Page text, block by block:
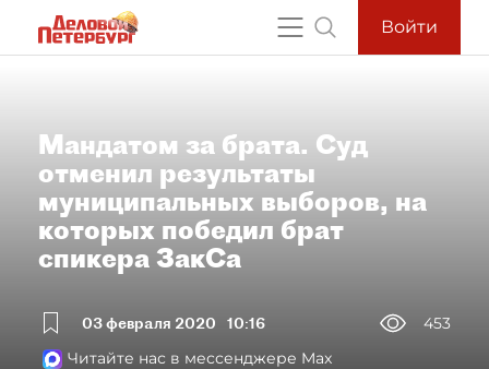
Войти
Мандатом за брата. Суд
отменил результаты
муниципальных выборов, на
которых победил брат
спикера ЗакСа
03 февраля 2020 10:16
453
Читайте нас в мессенджере Max